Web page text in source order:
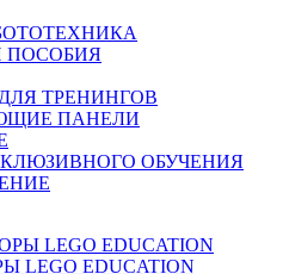
ПОСОБИЯ
ТРЕНИНГОВ
ПАНЕЛИ
ОБУЧЕНИЯ
LEGO EDUCATION